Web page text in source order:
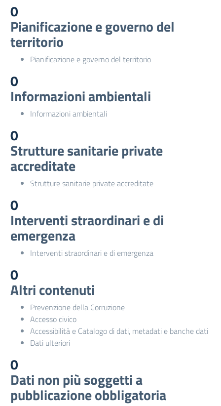
0
Pianificazione e governo del
territorio
Pianificazione e governo del territorio
0
Informazioni ambientali
Informazioni ambientali
0
Strutture sanitarie private
accreditate
Strutture sanitarie private accreditate
0
Interventi straordinari e di
emergenza
Interventi straordinari e di emergenza
0
Altri contenuti
Prevenzione della Corruzione
Accesso civico
Accessibilità e Catalogo di dati, metadati e banche dati
Dati ulteriori
0
Dati non più soggetti a
pubblicazione obbligatoria